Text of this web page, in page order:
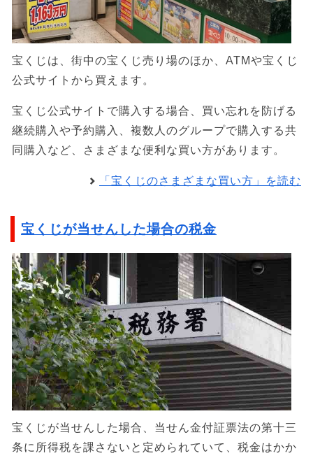
宝くじは、街中の宝くじ売り場のほか、ATMや宝くじ
公式サイトから買えます。
宝くじ公式サイトで購入する場合、買い忘れを防げる
継続購入や予約購入、複数人のグループで購入する共
同購入など、さまざまな便利な買い方があります。
「宝くじのさまざまな買い方」を読む
宝くじが当せんした場合の税金
宝くじが当せんした場合、当せん金付証票法の第十三
条に所得税を課さないと定められていて、税金はかか